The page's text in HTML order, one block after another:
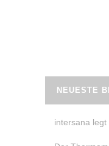
NEUESTE
intersana